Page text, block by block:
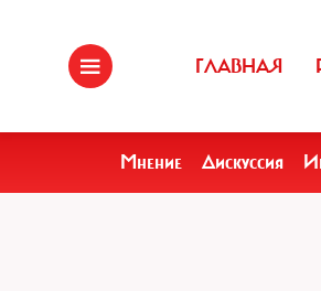
ГЛАВНАЯ
Мнение Дискуссия